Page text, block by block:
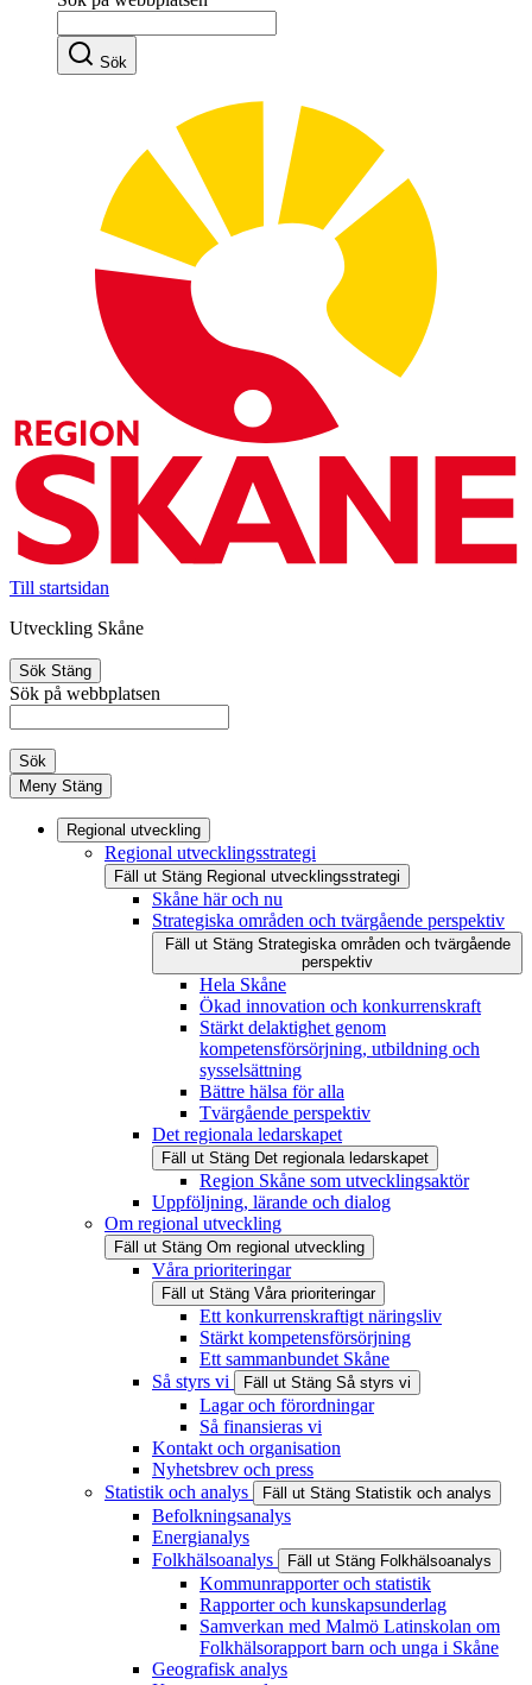
Sök
Till startsidan
Utveckling Skåne
Sök Stäng
Sök på webbplatsen
Sök
Meny Stäng
Regional utveckling
Regional utvecklingsstrategi
Fäll ut Stäng Regional utvecklingsstrategi
Skåne här och nu
Strategiska områden och tvärgående perspektiv
Fäll ut Stäng Strategiska områden och tvärgående
perspektiv
Hela Skåne
Ökad innovation och konkurrenskraft
Stärkt delaktighet genom
kompetensförsörjning, utbildning och
sysselsättning
Bättre hälsa för alla
Tvärgående perspektiv
Det regionala ledarskapet
Fäll ut Stäng Det regionala ledarskapet
Region Skåne som utvecklingsaktör
Uppföljning, lärande och dialog
Om regional utveckling
Fäll ut Stäng Om regional utveckling
Våra prioriteringar
Fäll ut Stäng Våra prioriteringar
Ett konkurrenskraftigt näringsliv
Stärkt kompetensförsörjning
Ett sammanbundet Skåne
Så styrs vi
Fäll ut Stäng Så styrs vi
Lagar och förordningar
Så finansieras vi
Kontakt och organisation
Nyhetsbrev och press
Statistik och analys
Fäll ut Stäng Statistik och analys
Befolkningsanalys
Energianalys
Folkhälsoanalys
Fäll ut Stäng Folkhälsoanalys
Kommunrapporter och statistik
Rapporter och kunskapsunderlag
Samverkan med Malmö Latinskolan om
Folkhälsorapport barn och unga i Skåne
Geografisk analys